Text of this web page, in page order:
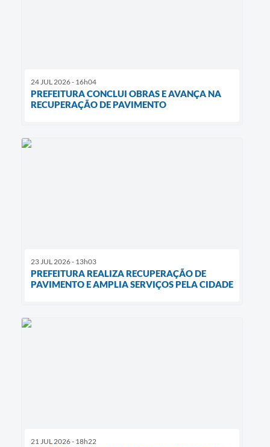
24 JUL 2026 - 16h04
PREFEITURA CONCLUI OBRAS E AVANÇA NA
RECUPERAÇÃO DE PAVIMENTO
23 JUL 2026 - 13h03
PREFEITURA REALIZA RECUPERAÇÃO DE
PAVIMENTO E AMPLIA SERVIÇOS PELA CIDADE
21 JUL 2026 - 18h22